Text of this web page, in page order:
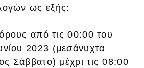
ως εξής:
από τις 00:00 του
2023 (μεσάνυχτα
Σάββατο) μέχρι τις 08:00